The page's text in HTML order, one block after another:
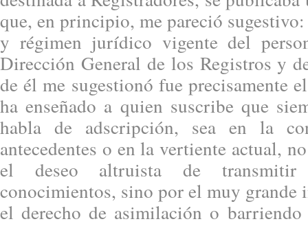
que, en principio, me pareció
y régimen jurídico vigente del
Dirección General de los Registros y
de él me sugestionó fue precisamente
ha enseñado a quien suscribe que
habla de adscripción, sea en la
antecedentes o en la vertiente actual,
el deseo altruista de
conocimientos, sino por el muy grande
el derecho de asimilación o barriendo